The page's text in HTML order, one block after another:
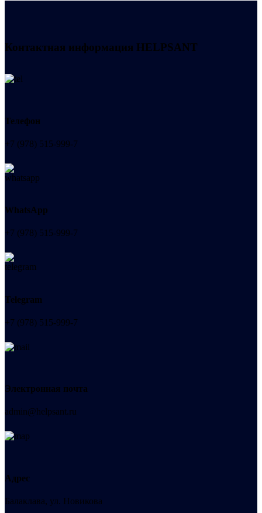
Контактная информация HELPSANT
Телефон
+7 (978) 515-999-7
WhatsApp
+7 (978) 515-999-7
Telegram
+7 (978) 515-999-7
Электронная почта
admin@helpsant.ru
Адрес
Балаклава, ул. Новикова